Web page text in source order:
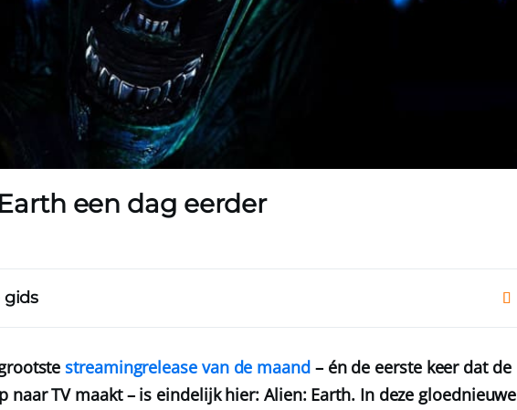
een dag eerder
gids
streamingrelease van de maand– én de eerste keer dat de
naar TV maakt – is eindelijk hier: Alien: Earth. In deze gloednieuwe